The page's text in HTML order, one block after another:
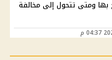
بها ومتى تتحول إلى مخالفة